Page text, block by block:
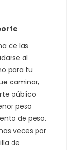
de las
al
para tu
caminar,
público
peso
de peso.
veces por
de